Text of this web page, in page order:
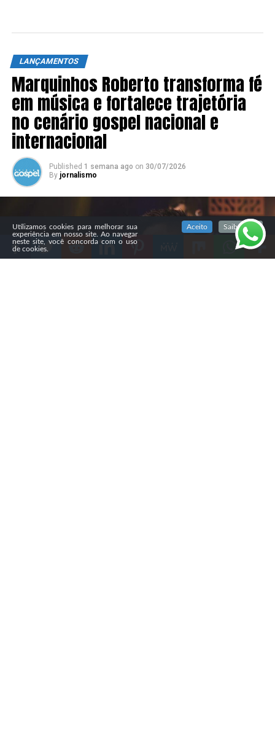
SIGA NOSSAS REDES SOCIAIS
LANÇAMENTOS
Marquinhos Roberto transforma fé
em música e fortalece trajetória
no cenário gospel nacional e
internacional
Published 1 semana ago on 30/07/2026
By jornalismo
Utilizamos cookies para melhorar sua
experiência em nosso site. Ao navegar
neste site, você concorda com o uso
de cookies.
Aceito Saiba mais